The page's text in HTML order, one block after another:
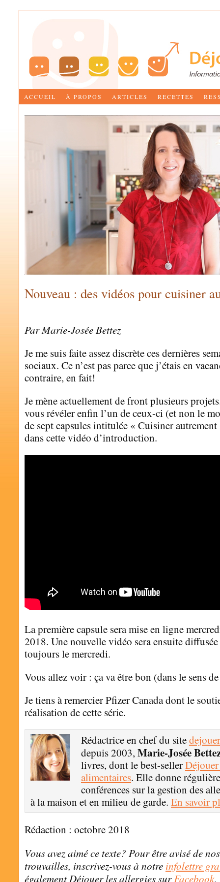
ACCUEIL À PROPOS ARTICLES RECETTES
Nouveau : des vidéos pour cuisiner
Par Marie-Josée Bettez
Je me suis faite assez discrète ces dernières
sociaux. Ce n’est pas parce que j’étais en
contraire, en fait!
Je mène actuellement de front plusieurs
vous révéler enfin l’un de ceux-ci (et non le
de sept capsules intitulée « Cuisiner
dans cette vidéo d’introduction.
La première capsule sera mise en ligne
2018. Une nouvelle vidéo sera ensuite diffusée
toujours le mercredi.
Vous allez voir : ça va être bon (dans le sens
Je tiens à remercier Pfizer Canada dont le
réalisation de cette série.
Rédactrice en chef du site
depuis 2003, Marie-Josée
livres, dont le best-seller
alimentaires. Elle donne
conférences sur la gestion des
à la maison et en milieu de garde. En savoir
Rédaction : octobre 2018
Vous avez aimé ce texte? Pour être avisé de
trouvailles, inscrivez-vous à notre infolettre
également Déjouer les allergies surFacebook,